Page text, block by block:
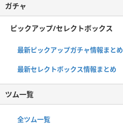
ガチャ
ピックアップ/セレクトボックス
最新ピックアップガチャ情報まとめ
最新セレクトボックス情報まとめ
ツム一覧
全ツム一覧